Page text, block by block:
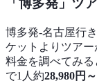
「博多発」ツ
博多発-名古屋行
ケットよりツアー
料金を調べてみ
で1人約28,980円～